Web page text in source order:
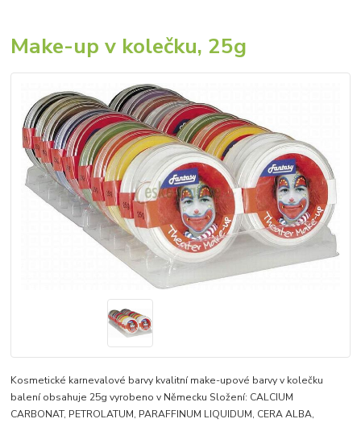
Make-up v kolečku, 25g
Kosmetické karnevalové barvy kvalitní make-upové barvy v kolečku
balení obsahuje 25g vyrobeno v Německu Složení: CALCIUM
CARBONAT, PETROLATUM, PARAFFINUM LIQUIDUM, CERA ALBA,